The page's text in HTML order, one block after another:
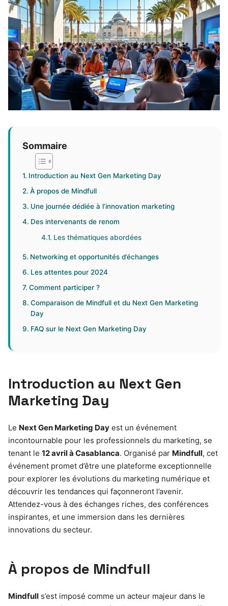
Sommaire
Introduction au Next Gen Marketing Day
À propos de Mindfull
Une journée dédiée à l’innovation marketing
Des intervenants de renom
Les thématiques abordées
Networking et opportunités d’échanges
Les attentes pour 2024
Comment participer ?
Comparaison de Mindfull et du Next Gen Marketing
Day
FAQ sur le Next Gen Marketing Day
Introduction au Next Gen
Marketing Day
Le Next Gen Marketing Day est un événement
incontournable pour les professionnels du marketing, se
tenant le 12 avril à Casablanca. Organisé par Mindfull, cet
événement promet d’être une plateforme exceptionnelle
pour explorer les évolutions du marketing numérique et
découvrir les tendances qui façonneront l’avenir.
Attendez-vous à des échanges riches, des conférences
inspirantes, et une immersion dans les dernières
innovations du secteur.
À propos de Mindfull
Mindfull s’est imposé comme un acteur majeur dans le